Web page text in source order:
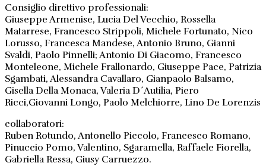
Consiglio direttivo professionali:
Giuseppe Armenise, Lucia Del Vecchio, Rossella
Matarrese, Francesco Strippoli, Michele Fortunato, Nico
Lorusso, Francesca Mandese, Antonio Bruno, Gianni
Svaldi, Paolo Pinnelli; Antonio Di Giacomo, Francesco
Monteleone, Michele Frallonardo, Giuseppe Pace, Patrizia
Sgambati, Alessandra Cavallaro, Gianpaolo Balsamo,
Gisella Della Monaca, Valeria D´Autilia, Piero
Ricci,Giovanni Longo, Paolo Melchiorre, Lino De Lorenzis
collaboratori:
Ruben Rotundo, Antonello Piccolo, Francesco Romano,
Pinuccio Pomo, Valentino, Sgaramella, Raffaele Fiorella,
Gabriella Ressa, Giusy Carruezzo.